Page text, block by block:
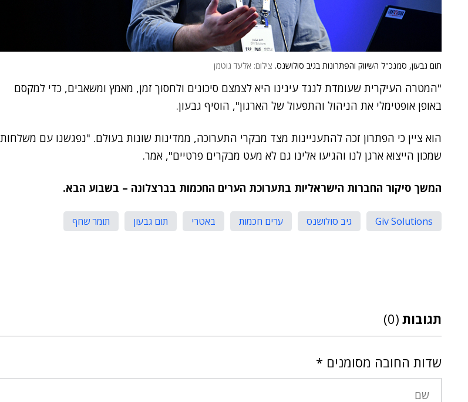
תום גבעון, סמנכ"ל השיווק והפתרונות בגיב סולושנס. צילום: אלעד גוטמן
"המטרה העיקרית שעומדת לנגד עינינו היא לצמצם סיכונים ולחסוך זמן, מאמץ ומשאבים, כדי למקסם
באופן אופטימלי את הניהול והתפעול של הארגון", הוסיף גבעון.
הוא ציין כי הפתרון זכה להתעניינות מצד מבקרי התערוכה, ממדינות שונות בעולם. "נפגשנו עם משלחות
שמכון הייצוא ארגן לנו והגיעו אלינו גם לא מעט מבקרים פרטיים", אמר.
המשך סיקור החברות הישראליות בתערוכת הערים החכמות בברצלונה – בשבוע הבא.
Giv Solutions גיב סולושנס ערים חכמות באטרי תום גבעון תומר שחף
תגובות (0)
שדות החובה מסומנים *